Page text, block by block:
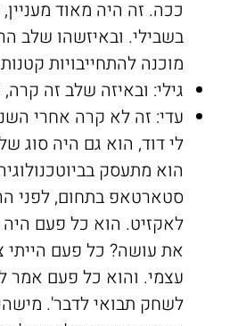
ככה. זה היה מאוד
בשבילי. ובאיזשהו שלב
מוכנה להתחייבויות
גילי: ובאיזה שלב זה
עדי: זה לא קרה אחרי
לי דוד, הוא גם היה סוג
הוא מתעסק
סטארטאפ בתחום, לפני
לאקזיט. הוא כל פעם
את עושה? כל פעם הייתי
עצמי. והוא כל פעם אמר
לשחק תבואי לדבר'.